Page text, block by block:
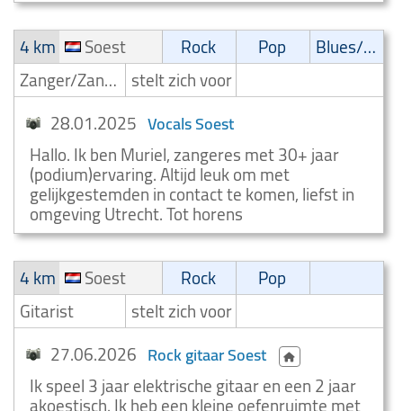
4 km
Soest Rock Pop
Blues/Swing
Zanger/Zangeres stelt zich voor
28.01.2025 Vocals Soest
Hallo. Ik ben Muriel, zangeres met 30+ jaar
(podium)ervaring. Altijd leuk om met
gelijkgestemden in contact te komen, liefst in
omgeving Utrecht. Tot horens
4 km
Soest Rock
Pop
Gitarist
stelt zich voor
27.06.2026 Rock gitaar Soest
Ik speel 3 jaar elektrische gitaar en een 2 jaar